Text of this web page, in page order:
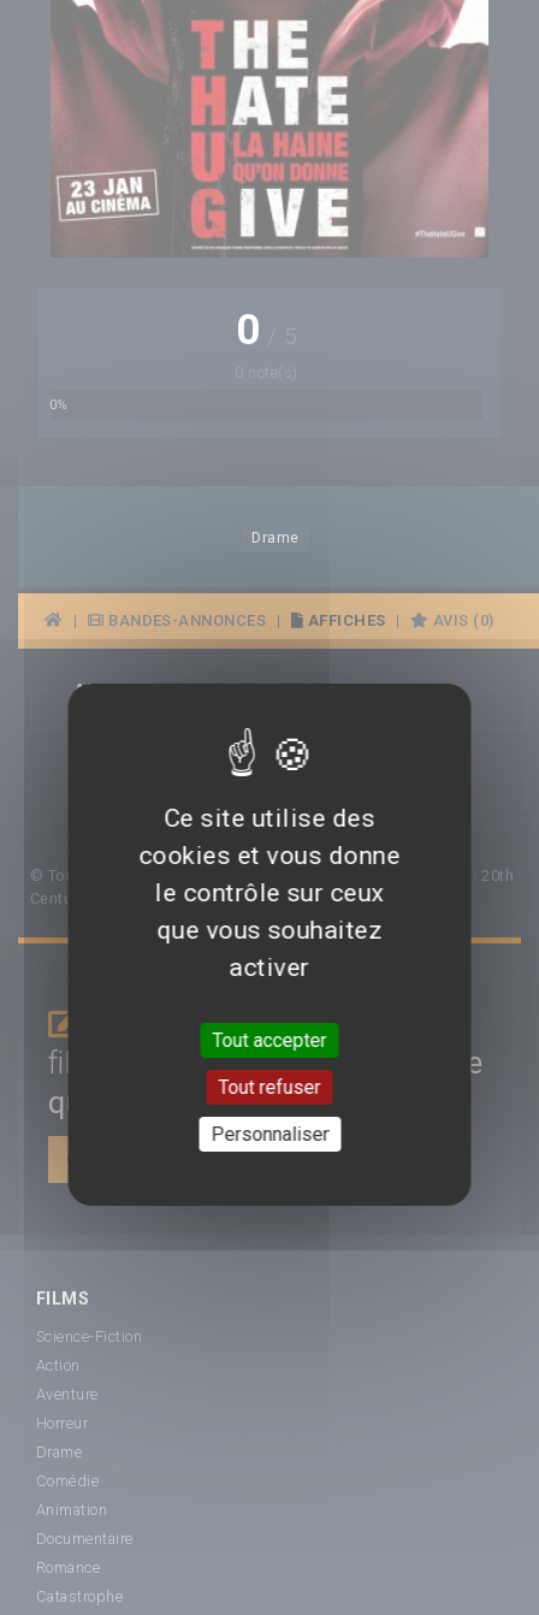
0 / 5
0 note(s)
0%
Drame
| BANDES-ANNONCES | AFFICHES | AVIS (0)
AFFICHES
© Toutes les affiches et images de ce film appartiennent à : 20th
Century Fox
Je donne mon avis sur le
film
The Hate U Give - La Haine
qu'on donne
CONNEXION | INSCRIPTION
FILMS
Science-Fiction
Action
Aventure
Horreur
Drame
Comédie
Animation
Documentaire
Romance
Catastrophe
Ce site utilise des
cookies et vous donne
le contrôle sur ceux
que vous souhaitez
activer
Tout accepter
Tout refuser
Personnaliser